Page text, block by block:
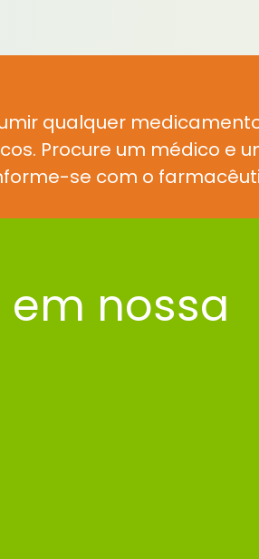
qualquer
Procure um médico e
se com o
nossa